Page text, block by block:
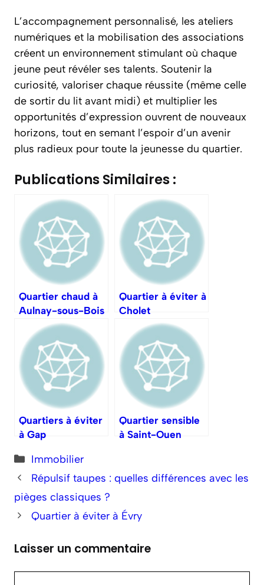
L’accompagnement personnalisé, les ateliers
numériques et la mobilisation des associations
créent un environnement stimulant où chaque
jeune peut révéler ses talents. Soutenir la
curiosité, valoriser chaque réussite (même celle
de sortir du lit avant midi) et multiplier les
opportunités d’expression ouvrent de nouveaux
horizons, tout en semant l’espoir d’un avenir
plus radieux pour toute la jeunesse du quartier.
Publications Similaires :
Quartier chaud à
Aulnay-sous-Bois
Quartier à éviter à
Cholet
Quartiers à éviter
à Gap
Quartier sensible
à Saint-Ouen
Catégories
Immobilier
Répulsif taupes : quelles différences avec les
pièges classiques ?
Quartier à éviter à Évry
Laisser un commentaire